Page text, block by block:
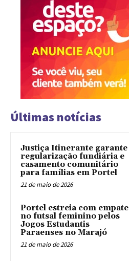
Últimas notícias
Justiça Itinerante garante
regularização fundiária e
casamento comunitário
para famílias em Portel
21 de maio de 2026
Portel estreia com empate
no futsal feminino pelos
Jogos Estudantis
Paraenses no Marajó
21 de maio de 2026